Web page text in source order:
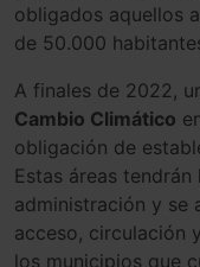
obligados aquellos
de 50.000
A finales de 2022,
Cambio Climático
obligación de
Estas áreas
administración y se
acceso, circulación
los municipios que